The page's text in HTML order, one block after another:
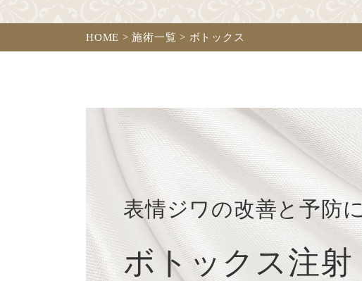
HOME > 施術一覧 > ボトックス
表情ジワの改善と予防に
ボトックス注射